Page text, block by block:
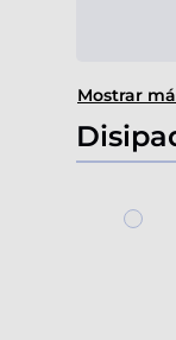
Mostrar